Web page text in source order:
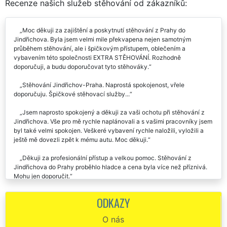
Recenze našich služeb stěhování od zákazníků:
Moc děkuji za zajištění a poskytnutí stěhování z Prahy do
Jindřichova. Byla jsem velmi mile překvapena nejen samotným
průběhem stěhování, ale i špičkovým přístupem, oblečením a
vybavením této společnosti EXTRA STĚHOVÁNÍ. Rozhodně
doporučuji, a budu doporučovat tyto stěhováky.
Stěhování Jindřichov-Praha. Naprostá spokojenost, vřele
doporučuju. Špičkové stěhovací služby...
Jsem naprosto spokojený a děkuji za vaši ochotu při stěhování z
Jindřichova. Vše pro mě rychle naplánovali a s vašimi pracovníky jsem
byl také velmi spokojen. Veškeré vybavení rychle naložili, vyložili a
ještě mě dovezli zpět k mému autu. Moc děkuji.
Děkuji za profesionální přístup a velkou pomoc. Stěhování z
Jindřichova do Prahy proběhlo hladce a cena byla více než příznivá.
Mohu jen doporučit.
EXTRA STĚHOVÁNÍ mohu doporučit! Byla jsem příjemně
překvapena, jak byl celý team stěhováků super ochotný, milý a celé
profesionálně. Úvodní komunikace a plánování bylo také na jedničku,
ODKAZY
O nás